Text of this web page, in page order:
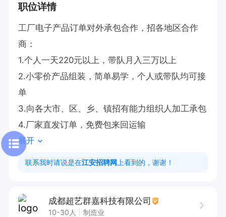
职位详情
工厂电子产品订单对外承包合作，招各地区合作
商：
1.个人一天220元以上，带队月入三万以上
2.小零价产品组装，简单易学，个人或带队均可接
单
3.向各大市、区、乡、镇招有能力组织人加工承包
4.厂家直发订单，免费包来回运输
展开
联系我时请说是在江安招聘网 上看到的，谢谢！
成都超艺群嘉科技有限公司
10-30人 制造业